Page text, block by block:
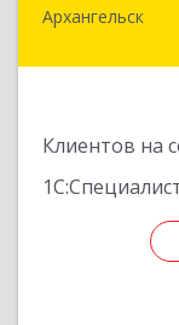
Архангельск
Клиентов на
163001,